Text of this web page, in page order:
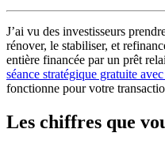
J’ai vu des investisseurs
rénover, le stabiliser, et
entière financée par un prêt
séance stratégique gratuite
fonctionne pour votre
Les chiffres que